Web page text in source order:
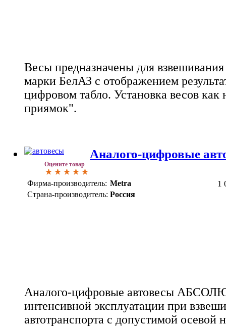
Весы предназначены для взвешивания
марки БелАЗ с отображением
цифровом табло. Установка весов как
приямок".
Оцените товар
Аналого-цифровые
Фирма-производитель: Metra
Страна-производитель: Россия
1
Аналого-цифровые автовесы
интенсивной эксплуатации при
автотранспорта с допустимой осевой